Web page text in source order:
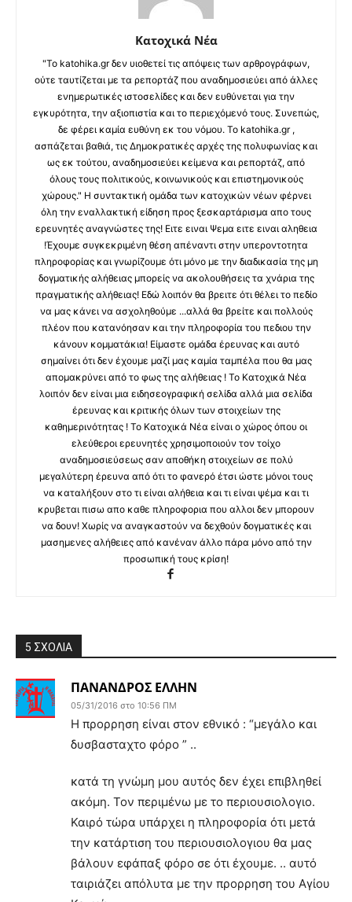
Κατοχικά Νέα
"Το katohika.gr δεν υιοθετεί τις απόψεις των αρθρογράφων,
ούτε ταυτίζεται με τα ρεπορτάζ που αναδημοσιεύει από άλλες
ενημερωτικές ιστοσελίδες και δεν ευθύνεται για την
εγκυρότητα, την αξιοπιστία και το περιεχόμενό τους. Συνεπώς,
δε φέρει καμία ευθύνη εκ του νόμου. Το katohika.gr ,
ασπάζεται βαθιά, τις Δημοκρατικές αρχές της πολυφωνίας και
ως εκ τούτου, αναδημοσιεύει κείμενα και ρεπορτάζ, από
όλους τους πολιτικούς, κοινωνικούς και επιστημονικούς
χώρους." Η συντακτική ομάδα των κατοχικών νέων φέρνει
όλη την εναλλακτική είδηση προς ξεσκαρτάρισμα απο τους
ερευνητές αναγνώστες της! Ειτε ειναι Ψεμα ειτε ειναι αληθεια
!Έχουμε συγκεκριμένη θέση απέναντι στην υπεροντοτητα
πληροφορίας και γνωρίζουμε ότι μόνο με την διαδικασία της μη
δογματικής αλήθειας μπορείς να ακολουθήσεις τα χνάρια της
πραγματικής αλήθειας! Εδώ λοιπόν θα βρειτε ότι θέλει το πεδίο
να μας κάνει να ασχοληθούμε ...αλλά θα βρείτε και πολλούς
πλέον που κατανόησαν και την πληροφορία του πεδιου την
κάνουν κομματάκια! Είμαστε ομάδα έρευνας και αυτό
σημαίνει ότι δεν έχουμε μαζί μας καμία ταμπέλα που θα μας
απομακρύνει από το φως της αλήθειας ! Το Κατοχικά Νέα
λοιπόν δεν είναι μια ειδησεογραφική σελίδα αλλά μια σελίδα
έρευνας και κριτικής όλων των στοιχείων της
καθημερινότητας ! Το Κατοχικά Νέα είναι ο χώρος όπου οι
ελεύθεροι ερευνητές χρησιμοποιούν τον τοίχο
αναδημοσιεύσεως σαν αποθήκη στοιχείων σε πολύ
μεγαλύτερη έρευνα από ότι το φανερό έτσι ώστε μόνοι τους
να καταλήξουν στο τι είναι αλήθεια και τι είναι ψέμα και τι
κρυβεται πισω απο καθε πληροφορια που αλλοι δεν μπορουν
να δουν! Χωρίς να αναγκαστούν να δεχθούν δογματικές και
μασημενες αλήθειες από κανέναν άλλο πάρα μόνο από την
προσωπική τους κρίση!
5 ΣΧΟΛΙΑ
ΠΑΝΑΝΔΡΟΣ ΕΛΛΗΝ
05/31/2016 στο 10:56 ΠΜ
Η προρρηση είναι στον εθνικό : “μεγάλο και
δυσβασταχτο φόρο ” ..
κατά τη γνώμη μου αυτός δεν έχει επιβληθεί
ακόμη. Τον περιμένω με το περιουσιολογιο.
Καιρό τώρα υπάρχει η πληροφορία ότι μετά
την κατάρτιση του περιουσιολογιου θα μας
βάλουν εφάπαξ φόρο σε ότι έχουμε. .. αυτό
ταιριάζει απόλυτα με την προρρηση του Αγίου